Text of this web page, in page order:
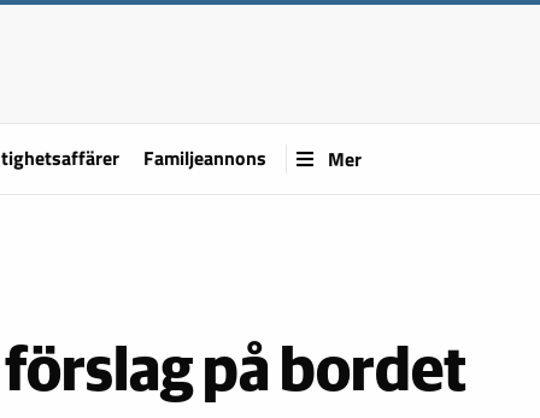
Familjeannons Mer
på bordet